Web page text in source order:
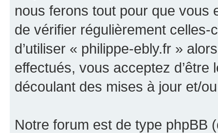
nous ferons tout pour que vous
de vérifier régulièrement
d’utiliser « philippe-ebly.fr »
effectués, vous acceptez
découlant des mises à jour et/
Notre forum est de type phpBB